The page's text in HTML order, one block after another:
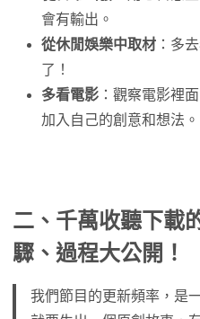
會有輸出。
從休閒娛樂中取材 ：多
了！
多看電影 ：觀察電影裡
加入自己的創意和想法。
二、千萬收聽下載
驟、過程大公開！
我們節目的更新頻率，是